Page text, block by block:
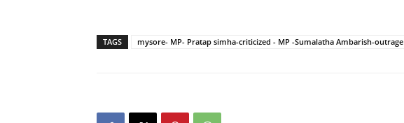
TAGS mysore- MP- Pratap simha-criticized - MP -Sumalatha Ambarish-outrage